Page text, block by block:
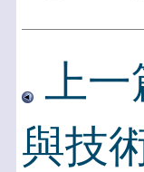
上
與技